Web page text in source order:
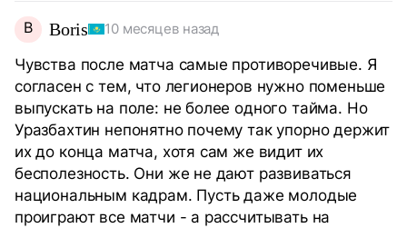
B Boris 10 месяцев назад
Чувства после матча самые противоречивые. Я
согласен с тем, что легионеров нужно поменьше
выпускать на поле: не более одного тайма. Но
Уразбахтин непонятно почему так упорно держит
их до конца матча, хотя сам же видит их
бесполезность. Они же не дают развиваться
национальным кадрам. Пусть даже молодые
проиграют все матчи - а рассчитывать на